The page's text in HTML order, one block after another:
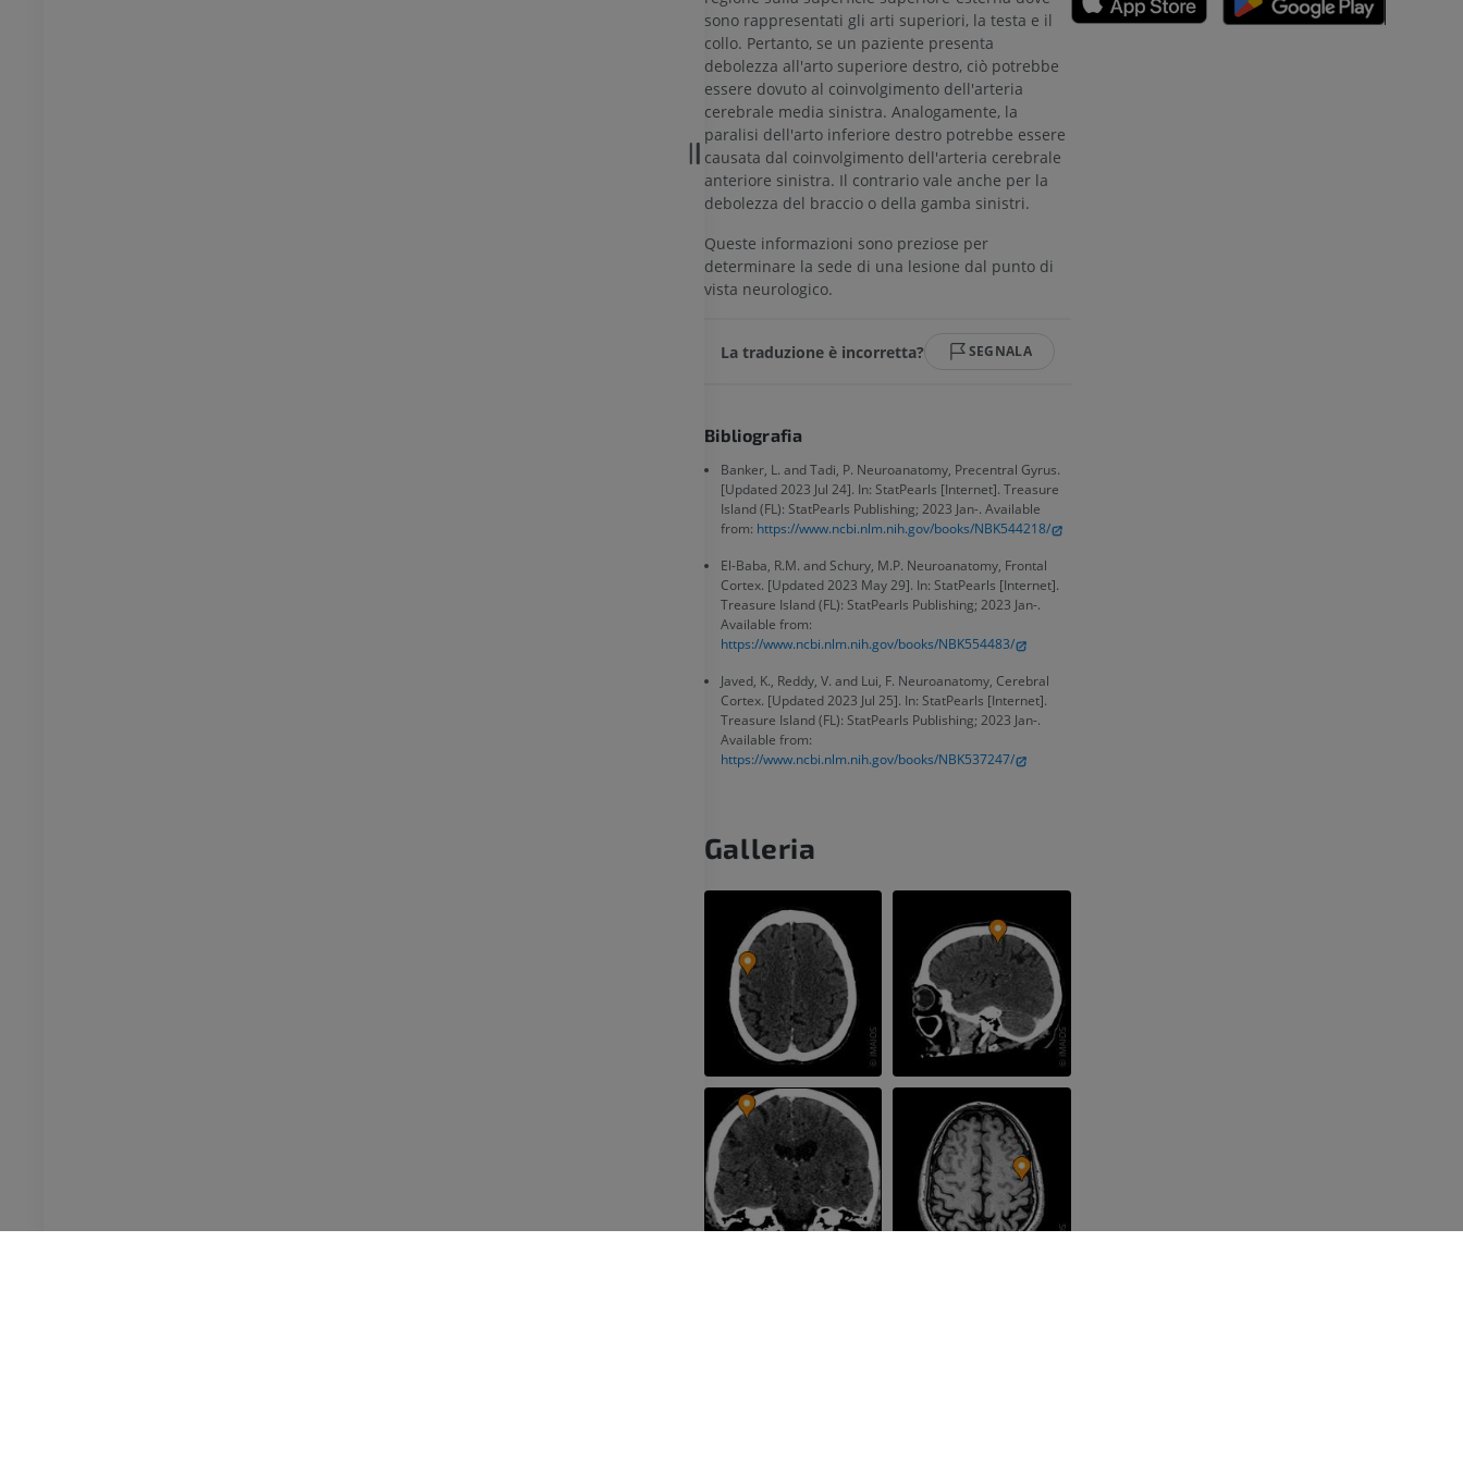
sono rappresentati gli arti superiori, la testa e il
collo. Pertanto, se un paziente presenta
debolezza all'arto superiore destro, ciò potrebbe
essere dovuto al coinvolgimento dell'arteria
cerebrale media sinistra. Analogamente, la
paralisi dell'arto inferiore destro potrebbe essere
causata dal coinvolgimento dell'arteria cerebrale
anteriore sinistra. Il contrario vale anche per la
debolezza del braccio o della gamba sinistri.
Queste informazioni sono preziose per
determinare la sede di una lesione dal punto di
vista neurologico.
La traduzione è incorretta? SEGNALA
Bibliografia
Banker, L. and Tadi, P. Neuroanatomy, Precentral Gyrus.
[Updated 2023 Jul 24]. In: StatPearls [Internet]. Treasure
Island (FL): StatPearls Publishing; 2023 Jan-. Available
from: https://www.ncbi.nlm.nih.gov/books/NBK544218/
El-Baba, R.M. and Schury, M.P. Neuroanatomy, Frontal
Cortex. [Updated 2023 May 29]. In: StatPearls [Internet].
Treasure Island (FL): StatPearls Publishing; 2023 Jan-.
Available from:
https://www.ncbi.nlm.nih.gov/books/NBK554483/
Javed, K., Reddy, V. and Lui, F. Neuroanatomy, Cerebral
Cortex. [Updated 2023 Jul 25]. In: StatPearls [Internet].
Treasure Island (FL): StatPearls Publishing; 2023 Jan-.
Available from:
https://www.ncbi.nlm.nih.gov/books/NBK537247/
Galleria
Visible Human Project CTA dell’arto inferiore
TC
PREMIUM
Arterie ed ossa della gamba
TC
GRATUITO
inferiore (DSA)
Angiografia